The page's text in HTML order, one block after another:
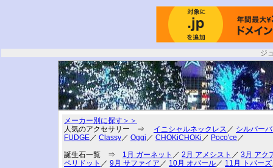
ジ
メーカー別に探す＞＞
人気のアクセサリー ⇒ イニシャルネックレス ／ シルバー
FUDGE／ Classy／ Oggi ／ CHOKiCHOKi ／ Poco'ce ／
誕生石一覧 ⇒ 1月 ガーネット ／ 2月 アメシスト ／ 3月 アク
ペリドット ／ 9月 サファイア ／ 10月 オパール／ 11月 トパーズ